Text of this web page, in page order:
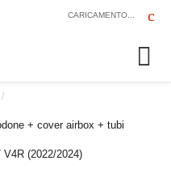
CARICAMENTO...
/
+ cover airbox + tubi
(2022/2024)